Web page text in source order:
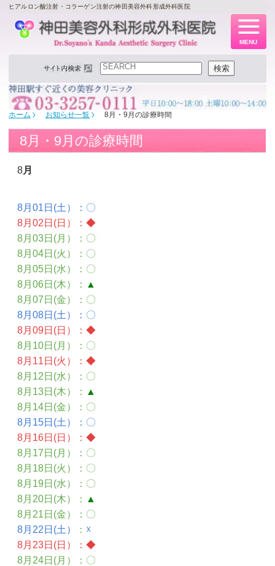
ヒアルロン酸注射・コラーゲン注射の神田美容外科形成外科医院
検索 検索
MENU
ホーム お知らせ一覧 8月・9月の診療時間
8月・9月の診療時間
8月
8月01日(土）：〇
8月02日(日）
： ◆
8月03日(月）：〇
8月04日(火）：〇
8月05日(水）：〇
8月06日(木）
：
▲
8月07日(金）
：〇
8月08日(土）
：〇
8月09日(日）
： ◆
8月10日(月）
：〇
8月11日(火）
： ◆
8月12日(水）：〇
8月13日(木）
：
▲
8月14日(金）
：〇
8月15日(土）
：〇
8月16日(日）
： ◆
8月17日(月）
： 〇
8月18日(火）：〇
8月19日(水）：〇
8月20日(木）
：
▲
8月21日(金）
：〇
8月22日(土）
： ☓
8月23日(日）
： ◆
8月24日(月）
：〇